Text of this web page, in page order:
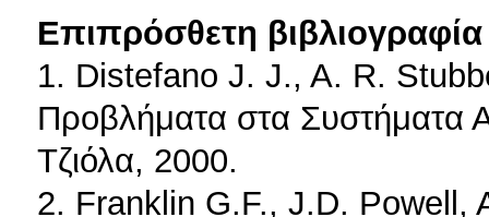
Επιπρόσθετη βιβλιογραφία
1. Distefano J. J., A. R.
Προβλήματα στα Συστήματα
Τζιόλα, 2000.
2. Franklin G.F., J.D. Powell,